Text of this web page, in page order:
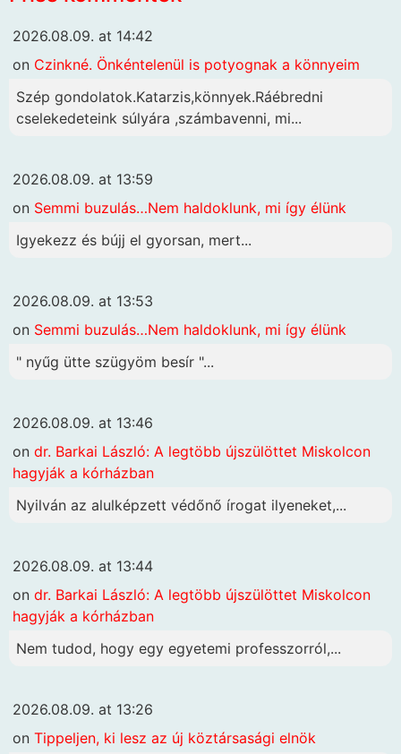
2026.08.09. at 14:42
on Czinkné. Önkéntelenül is potyognak a könnyeim
Szép gondolatok.Katarzis,könnyek.Ráébredni
cselekedeteink súlyára ,számbavenni, mi...
2026.08.09. at 13:59
on Semmi buzulás…Nem haldoklunk, mi így élünk
Igyekezz és bújj el gyorsan, mert...
2026.08.09. at 13:53
on Semmi buzulás…Nem haldoklunk, mi így élünk
" nyűg ütte szügyöm besír "...
2026.08.09. at 13:46
on dr. Barkai László: A legtöbb újszülöttet Miskolcon
hagyják a kórházban
Nyilván az alulképzett védőnő írogat ilyeneket,...
2026.08.09. at 13:44
on dr. Barkai László: A legtöbb újszülöttet Miskolcon
hagyják a kórházban
Nem tudod, hogy egy egyetemi professzorról,...
2026.08.09. at 13:26
on Tippeljen, ki lesz az új köztársasági elnök